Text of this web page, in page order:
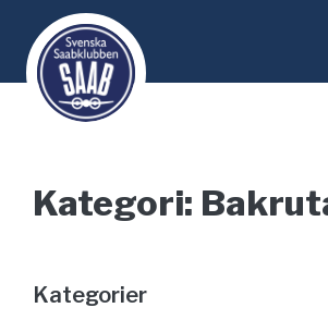
content
Kategori:
Kategorier